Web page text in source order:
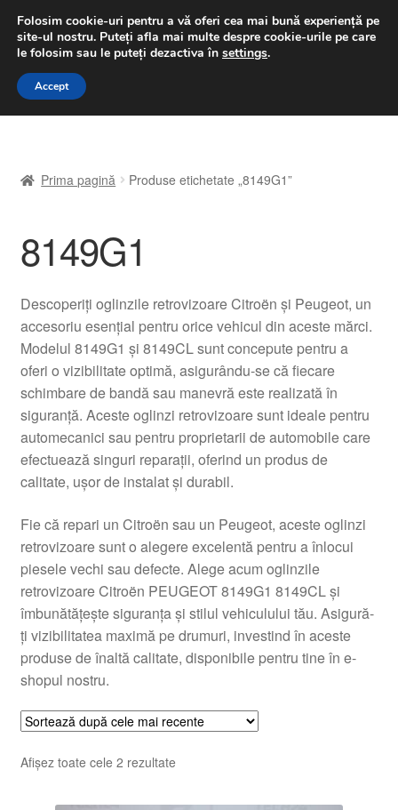
LIVRARE de la 33 lei
luni-vineri 9 a.m. - 4 p.m.031 229 6816
Sari
Sari
A lua legatura
Contul meu
Despre noi
Finalizare comandă
Livrare
Livrare în toată lumea
Plângere
Plățile
Politică de confidențialitate
Procedura de reclamație
Termeni si conditii
Prima pagină Produse etichetate „8149G1”
8149G1
Descoperiți oglinzile retrovizoare Citroën și Peugeot, un
accesoriu esențial pentru orice vehicul din aceste mărci.
Modelul 8149G1 și 8149CL sunt concepute pentru a
oferi o vizibilitate optimă, asigurându-se că fiecare
schimbare de bandă sau manevră este realizată în
siguranță. Aceste oglinzi retrovizoare sunt ideale pentru
automecanici sau pentru proprietarii de automobile care
efectuează singuri reparații, oferind un produs de
calitate, ușor de instalat și durabil.
Fie că repari un Citroën sau un Peugeot, aceste oglinzi
retrovizoare sunt o alegere excelentă pentru a înlocui
piesele vechi sau defecte. Alege acum oglinzile
retrovizoare Citroën PEUGEOT 8149G1 8149CL și
îmbunătățește siguranța și stilul vehiculului tău. Asigură-
ți vizibilitatea maximă pe drumuri, investind în aceste
produse de înaltă calitate, disponibile pentru tine în e-
shopul nostru.
Afișez toate cele 2 rezultateSortat
Folosim cookie-uri pentru a vă oferi cea mai bună experiență pe
site-ul nostru. Puteți afla mai multe despre cookie-urile pe care
le folosim sau le puteți dezactiva în settings.
Accept